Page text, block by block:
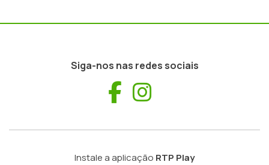
Siga-nos nas redes sociais
Facebook
Instale a aplicação RTP Play